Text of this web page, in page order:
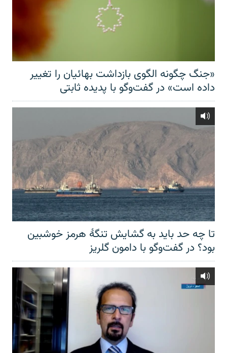
«جنگ چگونه الگوی بازداشت بهائیان را تغییر
داده است» در گفت‌وگو با پدیده ثابتی
تا چه حد باید به گشایش تنگهٔ هرمز خوشبین
بود؟ در گفت‌وگو با دامون گلریز